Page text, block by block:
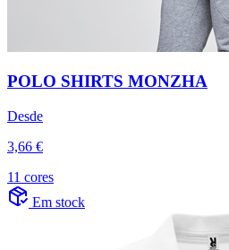
POLO SHIRTS MONZHA
Desde
3,66 €
11 cores
Em stock